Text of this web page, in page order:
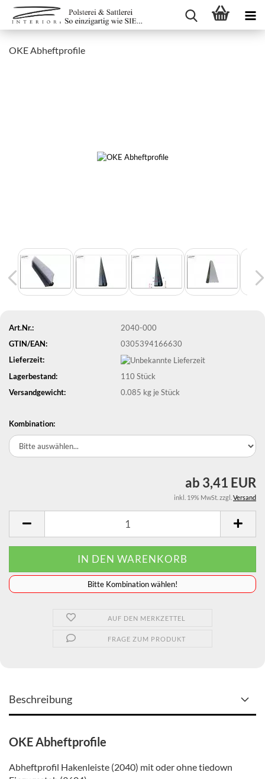
OKE Abheftprofile
Art.Nr.:
2040-000
GTIN/EAN:
0305394166630
Lieferzeit:
Lagerbestand:
110Stück
Versandgewicht:
0.085 kg je Stück
Kombination:
ab 3,41 EUR
inkl. 19% MwSt. zzgl. Versand
️️️️️Bitte Kombination wählen!
AUF DEN MERKZETTEL
FRAGE ZUM PRODUKT
Beschreibung
OKE Abheftprofile
Abheftprofil Hakenleiste (2040) mit oder ohne tiedown